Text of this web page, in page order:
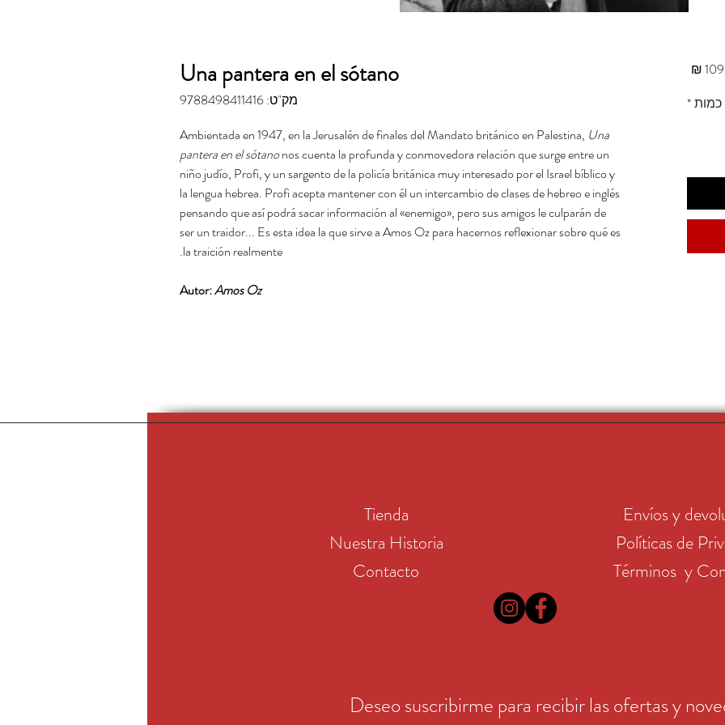
Una pantera en el sótano
מק"ט: 9788498411416
Ambientada en 1947, en la Jerusalén de finales del Mandato británico en Palestina, Una
pantera en el sótanonos cuenta la profunda y conmovedora relación que surge entre un
niño judío, Profi, y un sargento de la policía británica muy interesado por el Israel bíblico y
la lengua hebrea. Profi acepta mantener con él un intercambio de clases de hebreo e inglés
pensando que así podrá sacar información al «enemigo», pero sus amigos le culparán de
ser un traidor... Es esta idea la que sirve a Amos Oz para hacernos reflexionar sobre qué es
la traición realmente.
Autor:Amos Oz
כמות*
Tienda
Nuestra Historia
Contacto
Envíos y
Políticas de
Términos y
Deseo suscribirme para recibir las ofertas y